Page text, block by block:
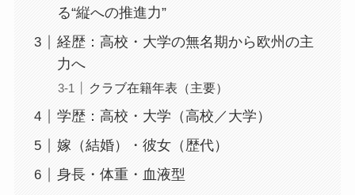
る“縦への推進力”
経歴：高校・大学の無名期から欧州の主
力へ
クラブ在籍年表（主要）
学歴：高校・大学（高校／大学）
嫁（結婚）・彼女（歴代）
身長・体重・血液型